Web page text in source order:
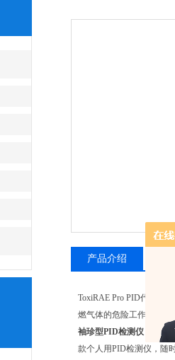
产品介绍
ToxiRAE Pro PID代表了
燃气体的危险工作环境，
袖珍型PID检测仪
款个人用PID检测仪，随